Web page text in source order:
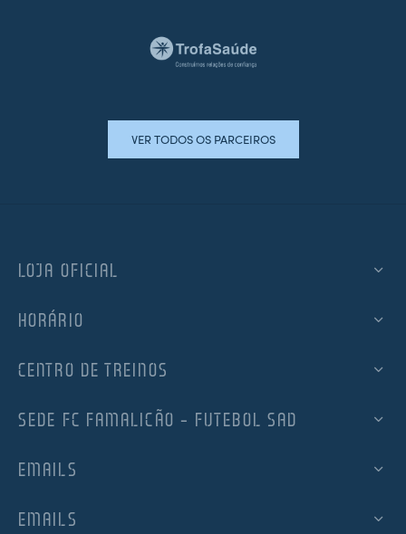
VER TODOS OS PARCEIROS
LOJA OFICIAL
HORÁRIO
CENTRO DE TREINOS
SEDE FC FAMALICÃO – FUTEBOL SAD
EMAILS
EMAILS